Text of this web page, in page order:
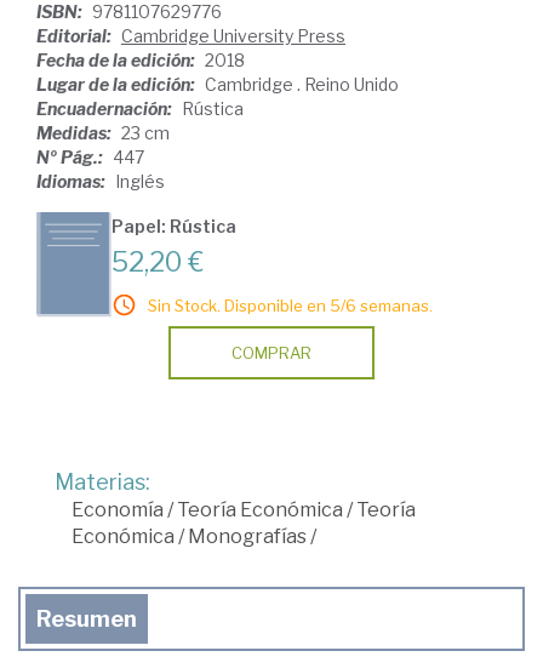
ISBN: 9781107629776
Editorial: Cambridge University Press
Fecha de la edición: 2018
Lugar de la edición: Cambridge . Reino Unido
Encuadernación: Rústica
Medidas: 23 cm
Nº Pág.: 447
Idiomas: Inglés
Papel: Rústica
52,20 €
Sin Stock. Disponible en 5/6 semanas.
COMPRAR
Materias:
Economía /Teoría Económica /Teoría
Económica /Monografías/
Resumen